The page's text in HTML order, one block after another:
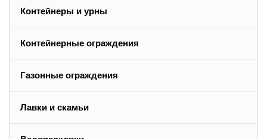
Контейнеры и урны
Контейнерные ограждения
Газонные ограждения
Лавки и скамьи